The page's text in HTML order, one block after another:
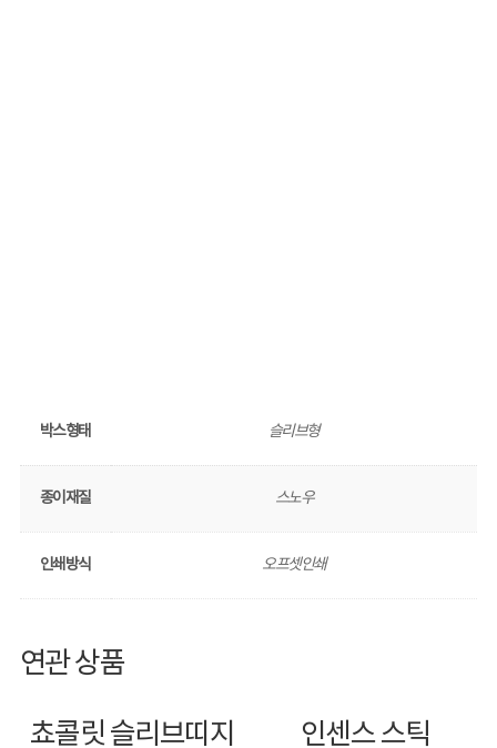
박스형태 슬리브형
종이재질 스노우
인쇄방식 오프셋인쇄
연관 상품
쵸콜릿 슬리브띠지 인센스 스틱